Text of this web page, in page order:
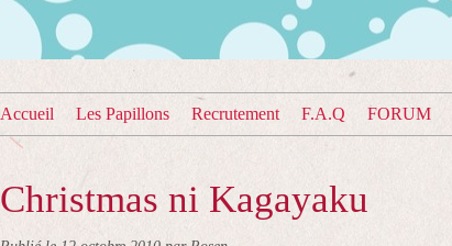
Accueil Les Papillons Recrutement F.A.Q FORUM
Christmas ni Kagayaku